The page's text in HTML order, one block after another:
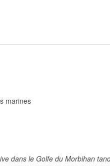
marines
dans le Golfe du Morbihan